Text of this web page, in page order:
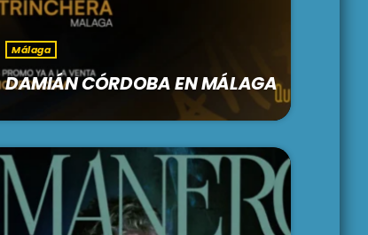
Málaga
DAMIÁN CÓRDOBA EN MÁLAGA